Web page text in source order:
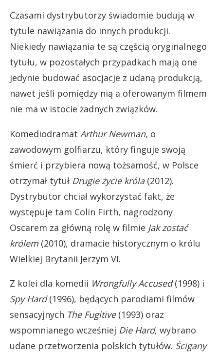
Czasami dystrybutorzy świadomie budują w
tytule nawiązania do innych produkcji.
Niekiedy nawiązania te są częścią oryginalnego
tytułu, w pozostałych przypadkach mają one
jedynie budować asocjacje z udaną produkcją,
nawet jeśli pomiędzy nią a oferowanym filmem
nie ma w istocie żadnych związków.
Komediodramat Arthur Newman, o
zawodowym golfiarzu, który finguje swoją
śmierć i przybiera nową tożsamość, w Polsce
otrzymał tytuł Drugie życie króla(2012).
Dystrybutor chciał wykorzystać fakt, że
występuje tam Colin Firth, nagrodzony
Oscarem za główną rolę w filmie Jak zostać
królem (2010), dramacie historycznym o królu
Wielkiej Brytanii Jerzym VI.
Z kolei dla komedii Wrongfully Accused(1998) i
Spy Hard(1996), będących parodiami filmów
sensacyjnych The Fugitive(1993) oraz
wspomnianego wcześniej Die Hard, wybrano
udane przetworzenia polskich tytułów. Ścigany